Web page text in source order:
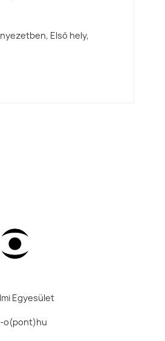
Első hely,
Egyesület
o(pont)hu